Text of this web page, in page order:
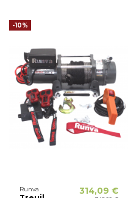
-10%
Runva 314,09 €